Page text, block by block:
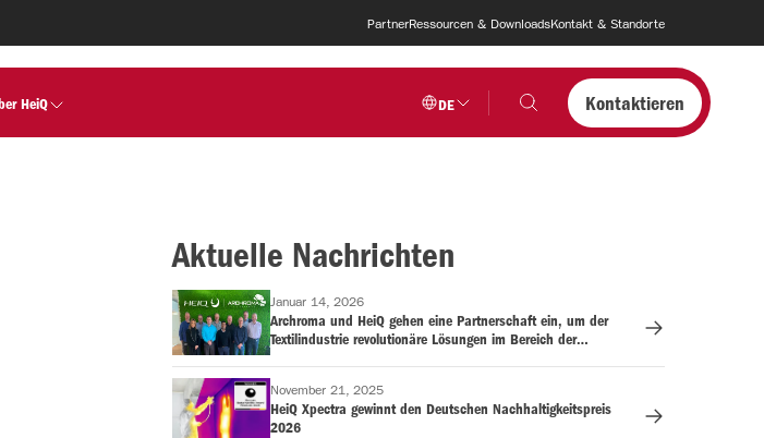
PartnerRessourcen & DownloadsKontakt & Standorte
HeiQ DE Kontaktieren
Aktuelle Nachrichten
Januar 14, 2026
Archroma und HeiQ gehen eine Partnerschaft ein, um der
Textilindustrie revolutionäre Lösungen im Bereich der
antimikrobiellen Behandlung und Geruchskontrolle anzubieten
November 21, 2025
HeiQ Xpectra gewinnt den Deutschen Nachhaltigkeitspreis
2026